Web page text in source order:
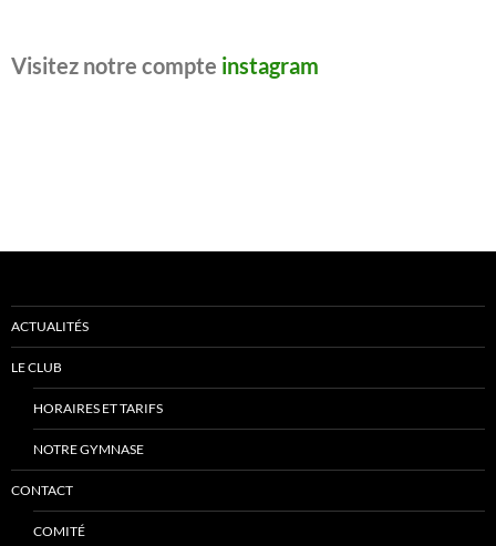
Visitez notre compte instagram
ACTUALITÉS
LE CLUB
HORAIRES ET TARIFS
NOTRE GYMNASE
CONTACT
COMITÉ